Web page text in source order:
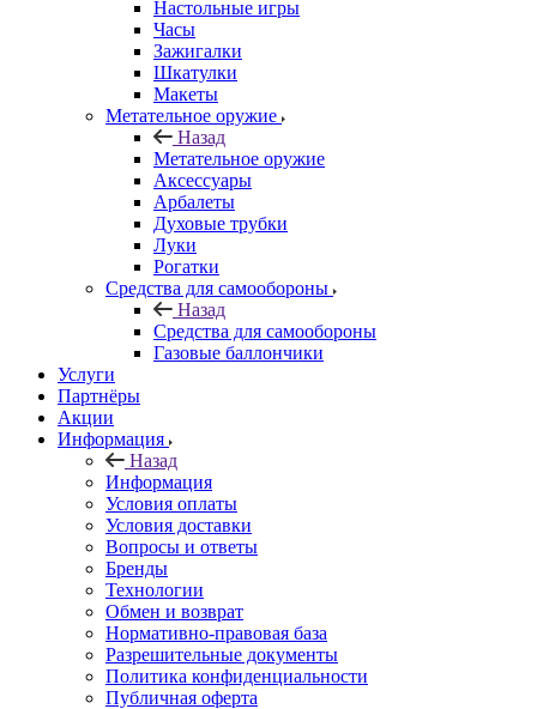
Настольные игры
Часы
Зажигалки
Шкатулки
Макеты
Метательное оружие
Назад
Метательное оружие
Аксессуары
Арбалеты
Духовые трубки
Луки
Рогатки
Средства для самообороны
Назад
Средства для самообороны
Газовые баллончики
Услуги
Партнёры
Акции
Информация
Назад
Информация
Условия оплаты
Условия доставки
Вопросы и ответы
Бренды
Технологии
Обмен и возврат
Нормативно-правовая база
Разрешительные документы
Политика конфиденциальности
Публичная оферта